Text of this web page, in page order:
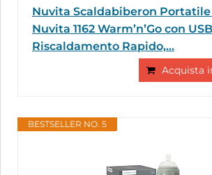
Nuvita Scaldabiberon
Nuvita 1162 Warm’n’Go con
Riscaldamento Rapido,...
Acquista
BESTSELLER NO. 5